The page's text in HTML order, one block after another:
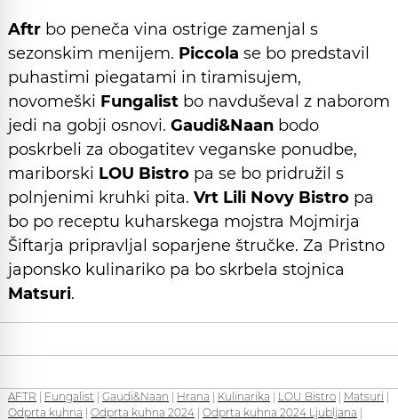
Aftr bo peneča vina ostrige zamenjal s
sezonskim menijem. Piccola se bo predstavil
puhastimi piegatami in tiramisujem,
novomeški Fungalist bo navduševal z naborom
jedi na gobji osnovi. Gaudi&Naan bodo
poskrbeli za obogatitev veganske ponudbe,
mariborski LOU Bistro pa se bo pridružil s
polnjenimi kruhki pita. Vrt Lili Novy Bistro pa
bo po receptu kuharskega mojstra Mojmirja
Šiftarja pripravljal soparjene štručke. Za Pristno
japonsko kulinariko pa bo skrbela stojnica
Matsuri.
AFTR | Fungalist | Gaudi&Naan | Hrana | Kulinarika | LOU Bistro | Matsuri |
Odprta kuhna | Odprta kuhna 2024 | Odprta kuhna 2024 Ljubljana |